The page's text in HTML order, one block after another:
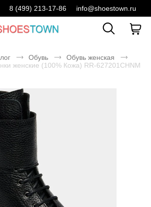
8 (499) 213-17-86 info@shoestown.ru
Обувь
Обувь женская
женские (100% Кожа) RR-627201CHNM